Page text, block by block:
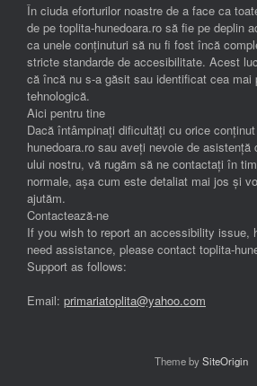
În ciuda eforturilor noastre de a face ca
de pe toplita-hunedoara.ro să fie pe deplin
ca unele conținuturi să nu fi fost încă
stricte standarde de accesibilitate. Acest
că încă nu s-a găsit sau identificat cea mai
tehnologică.
Aici pentru tine
Dacă întâmpinați dificultăți cu orice
hunedoara.ro sau aveți nevoie de
ului nostru, vă rugăm să ne contactați în
normale, așa cum este detaliat mai jos și
ajutăm.
Contactează-ne
If you wish to report an accessibility issue,
need assistance, please contact toplita-
Support as follows:
Email: primariatoplita@yahoo.com
Theme bySiteOrigin